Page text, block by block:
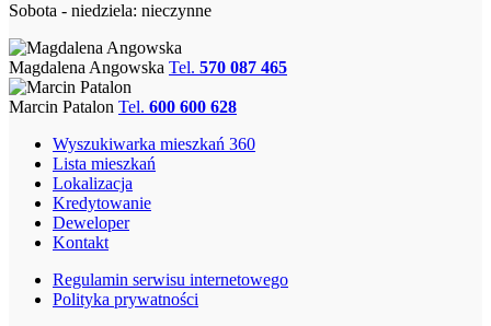
Sobota - niedziela: nieczynne
Magdalena Angowska Tel. 570 087 465
Marcin Patalon Tel. 600 600 628
Wyszukiwarka mieszkań 360
Lista mieszkań
Lokalizacja
Kredytowanie
Deweloper
Kontakt
Regulamin serwisu internetowego
Polityka prywatności